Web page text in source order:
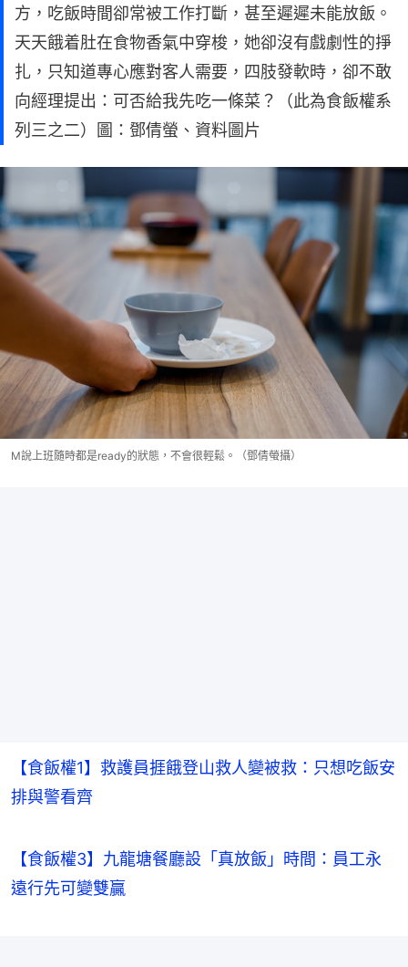
方，吃飯時間卻常被工作打斷，甚至遲遲未能放飯。
天天餓着肚在食物香氣中穿梭，她卻沒有戲劇性的掙
扎，只知道專心應對客人需要，四肢發軟時，卻不敢
向經理提出：可否給我先吃一條菜？（此為食飯權系
列三之二）圖：鄧倩螢、資料圖片
M說上班隨時都是ready的狀態，不會很輕鬆。（鄧倩螢攝）
【食飯權1】救護員捱餓登山救人變被救：只想吃飯安
排與警看齊
【食飯權3】九龍塘餐廳設「真放飯」時間：員工永
遠行先可變雙贏